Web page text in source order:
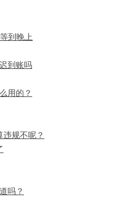
到晚上
到账吗
用的？
违规不呢？
吗？